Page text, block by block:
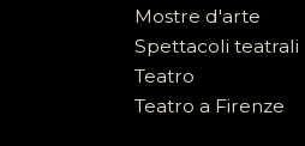
Mostre d'arte
Spettacoli teatrali
Teatro
Teatro a Firenze